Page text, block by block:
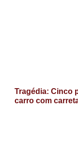
Tragédia: Cinco
carro com